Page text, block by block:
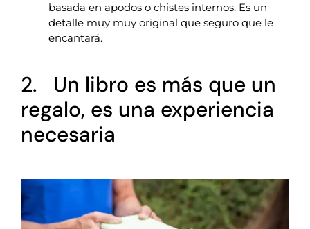
basada en apodos o chistes internos. Es un
detalle muy muy original que seguro que le
encantará.
2. Un libro es más que un
regalo, es una experiencia
necesaria